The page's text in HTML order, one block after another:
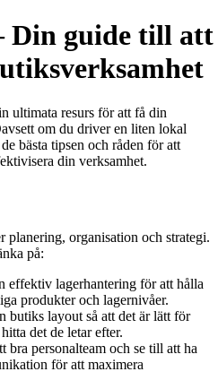
Din guide till att
ultimata resurs för att få din
om du driver en liten lokal
bästa tipsen och råden för att
din verksamhet.
organisation och strategi.
på:
effektiv lagerhantering för att hålla
produkter och lagernivåer.
butiks layout så att det är lätt för
det de letar efter.
bra personalteam och se till att ha
för att maximera